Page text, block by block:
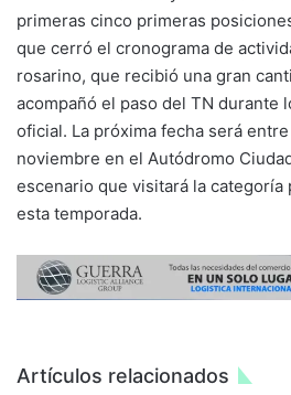
primeras cinco primeras
que cerró el cronograma de
rosarino, que recibió una gran
acompañó el paso del TN durante
oficial. La próxima fecha será
noviembre en el Autódromo
escenario que visitará la categoría
esta temporada.
Artículos relacionados